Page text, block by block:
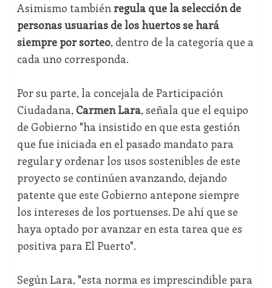
Asimismo también regula que la selección de
personas usuarias de los huertos se hará
siempre por sorteo, dentro de la categoría que a
cada uno corresponda.
Por su parte, la concejala de Participación
Ciudadana, Carmen Lara, señala que el equipo
de Gobierno "ha insistido en que esta gestión
que fue iniciada en el pasado mandato para
regular y ordenar los usos sostenibles de este
proyecto se continúen avanzando, dejando
patente que este Gobierno antepone siempre
los intereses de los portuenses. De ahí que se
haya optado por avanzar en esta tarea que es
positiva para El Puerto".
Según Lara, "esta norma es imprescindible para